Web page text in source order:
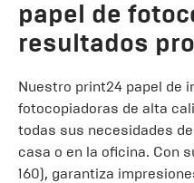
papel de
resultados
Nuestro print24 papel de
fotocopiadoras de alta
todas sus necesidades
casa o en la oficina. Con
160), garantiza